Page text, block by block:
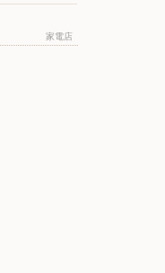
家電店